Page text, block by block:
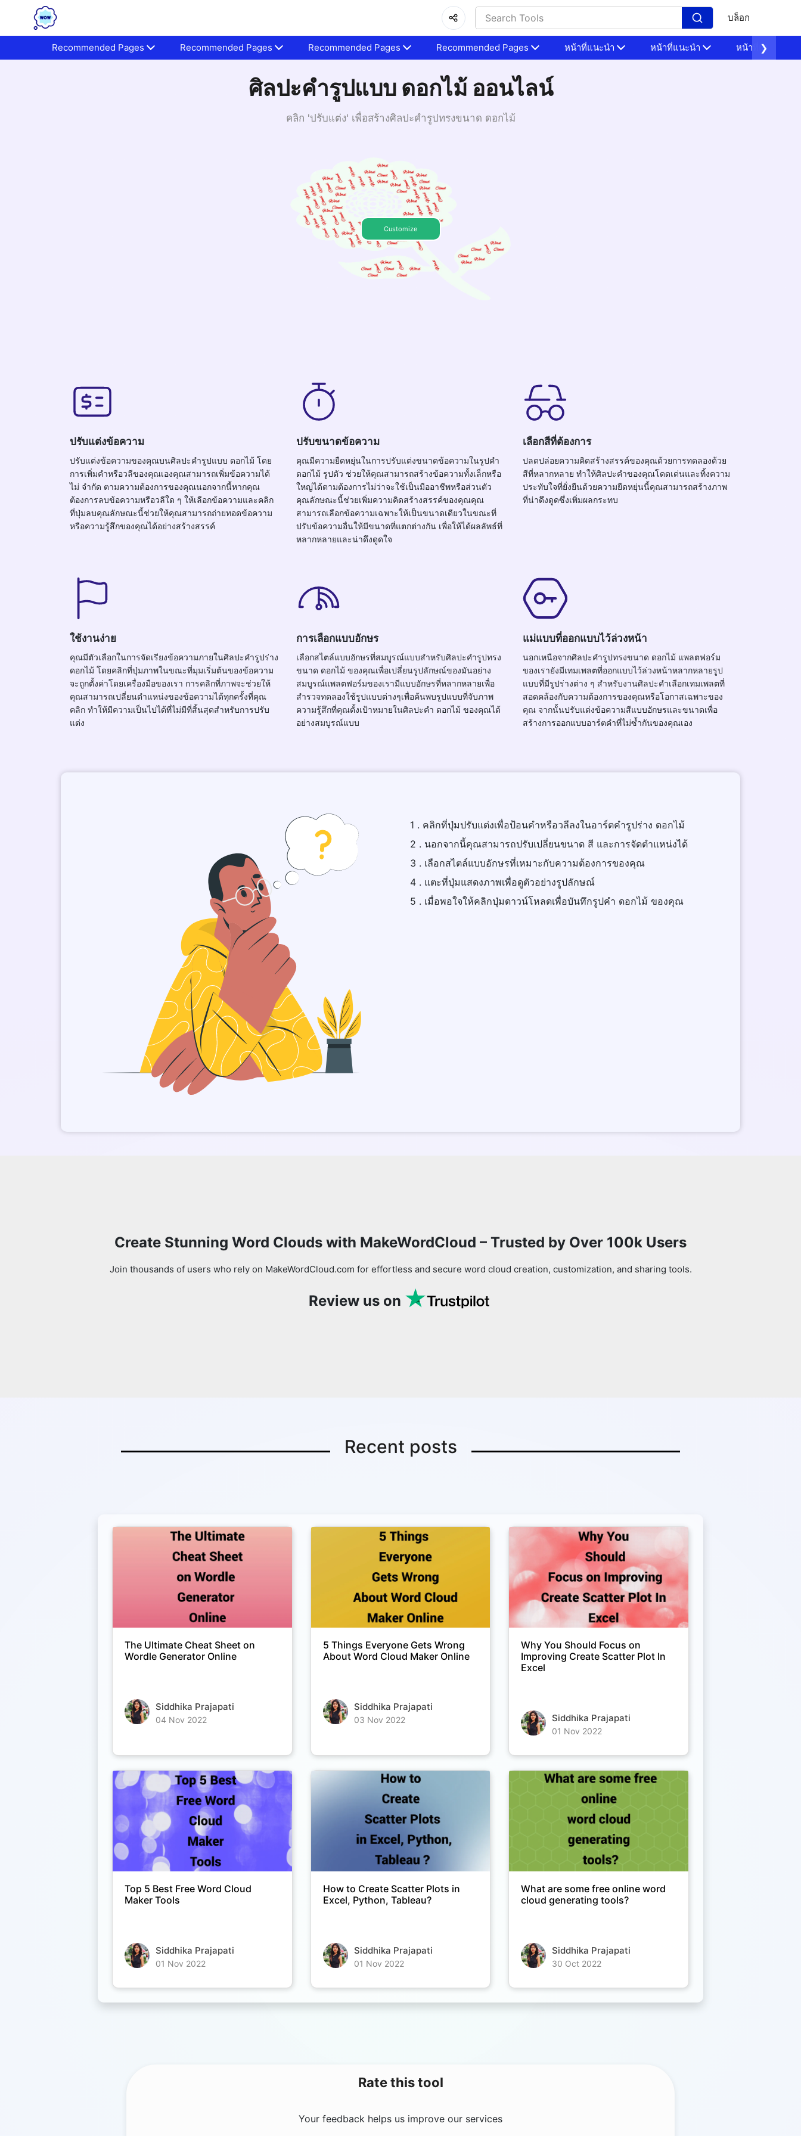
บล็อก
Recommended Pages Recommended Pages Recommended Pages Recommended Pages หน้าที่แนะนำ หน้าที่แนะนำ หน้าที่แนะนำ
❯
ศิลปะคำรูปแบบ ดอกไม้ ออนไลน์
คลิก 'ปรับแต่ง' เพื่อสร้างศิลปะคำรูปทรงขนาด ดอกไม้
Customize
ปรับแต่งข้อความ
ปรับแต่งข้อความของคุณบนศิลปะคำรูปแบบ ดอกไม้ โดย
การเพิ่มคำหรือวลีของคุณเองคุณสามารถเพิ่มข้อความได้
ไม่ จำกัด ตามความต้องการของคุณนอกจากนี้หากคุณ
ต้องการลบข้อความหรือวลีใด ๆ ให้เลือกข้อความและคลิก
ที่ปุ่มลบคุณลักษณะนี้ช่วยให้คุณสามารถถ่ายทอดข้อความ
หรือความรู้สึกของคุณได้อย่างสร้างสรรค์
ปรับขนาดข้อความ
คุณมีความยืดหยุ่นในการปรับแต่งขนาดข้อความในรูปคำ
ดอกไม้ รูปตัว ช่วยให้คุณสามารถสร้างข้อความทั้งเล็กหรือ
ใหญ่ได้ตามต้องการไม่ว่าจะใช้เป็นมืออาชีพหรือส่วนตัว
คุณลักษณะนี้ช่วยเพิ่มความคิดสร้างสรรค์ของคุณคุณ
สามารถเลือกข้อความเฉพาะให้เป็นขนาดเดียวในขณะที่
ปรับข้อความอื่นให้มีขนาดที่แตกต่างกัน เพื่อให้ได้ผลลัพธ์ที่
หลากหลายและน่าดึงดูดใจ
เลือกสีที่ต้องการ
ปลดปล่อยความคิดสร้างสรรค์ของคุณด้วยการทดลองด้วย
สีที่หลากหลาย ทำให้ศิลปะคำของคุณโดดเด่นและทิ้งความ
ประทับใจที่ยั่งยืนด้วยความยืดหยุ่นนี้คุณสามารถสร้างภาพ
ที่น่าดึงดูดซึ่งเพิ่มผลกระทบ
ใช้งานง่าย
คุณมีตัวเลือกในการจัดเรียงข้อความภายในศิลปะคำรูปร่าง
ดอกไม้ โดยคลิกที่ปุ่มภาพในขณะที่มุมเริ่มต้นของข้อความ
จะถูกตั้งค่าโดยเครื่องมือของเรา การคลิกที่ภาพจะช่วยให้
คุณสามารถเปลี่ยนตำแหน่งของข้อความได้ทุกครั้งที่คุณ
คลิก ทำให้มีความเป็นไปได้ที่ไม่มีที่สิ้นสุดสำหรับการปรับ
แต่ง
การเลือกแบบอักษร
เลือกสไตล์แบบอักษรที่สมบูรณ์แบบสำหรับศิลปะคำรูปทรง
ขนาด ดอกไม้ ของคุณเพื่อเปลี่ยนรูปลักษณ์ของมันอย่าง
สมบูรณ์แพลตฟอร์มของเรามีแบบอักษรที่หลากหลายเพื่อ
สำรวจทดลองใช้รูปแบบต่างๆเพื่อค้นพบรูปแบบที่จับภาพ
ความรู้สึกที่คุณตั้งเป้าหมายในศิลปะคำ ดอกไม้ ของคุณได้
อย่างสมบูรณ์แบบ
แม่แบบที่ออกแบบไว้ล่วงหน้า
นอกเหนือจากศิลปะคำรูปทรงขนาด ดอกไม้ แพลตฟอร์ม
ของเรายังมีเทมเพลตที่ออกแบบไว้ล่วงหน้าหลากหลายรูป
แบบที่มีรูปร่างต่าง ๆ สำหรับงานศิลปะคำเลือกเทมเพลตที่
สอดคล้องกับความต้องการของคุณหรือโอกาสเฉพาะของ
คุณ จากนั้นปรับแต่งข้อความสีแบบอักษรและขนาดเพื่อ
สร้างการออกแบบอาร์ตคำที่ไม่ซ้ำกันของคุณเอง
1 . คลิกที่ปุ่มปรับแต่งเพื่อป้อนคำหรือวลีลงในอาร์ตคำรูปร่าง ดอกไม้
2 . นอกจากนี้คุณสามารถปรับเปลี่ยนขนาด สี และการจัดตำแหน่งได้
3 . เลือกสไตล์แบบอักษรที่เหมาะกับความต้องการของคุณ
4 . แตะที่ปุ่มแสดงภาพเพื่อดูตัวอย่างรูปลักษณ์
5 . เมื่อพอใจให้คลิกปุ่มดาวน์โหลดเพื่อบันทึกรูปคำ ดอกไม้ ของคุณ
Create Stunning Word Clouds with MakeWordCloud – Trusted by Over 100k Users
Join thousands of users who rely on MakeWordCloud.com for effortless and secure word cloud creation, customization, and sharing tools.
Review us on
Recent posts
The Ultimate Cheat Sheet on
Wordle Generator Online
Siddhika Prajapati
04 Nov 2022
5 Things Everyone Gets Wrong
About Word Cloud Maker Online
Siddhika Prajapati
03 Nov 2022
Why You Should Focus on
Improving Create Scatter Plot In
Excel
Siddhika Prajapati
01 Nov 2022
Top 5 Best Free Word Cloud
Maker Tools
Siddhika Prajapati
01 Nov 2022
How to Create Scatter Plots in
Excel, Python, Tableau?
Siddhika Prajapati
01 Nov 2022
What are some free online word
cloud generating tools?
Siddhika Prajapati
30 Oct 2022
Rate this tool
Your feedback helps us improve our services